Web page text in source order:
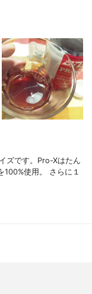
ズです。Pro-Xはたん
使用。 さらに１